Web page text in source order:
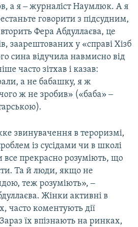
а я ‒ журналіст Наумлюк. А я
говорити з підсудним,
Фера Абдуллаєва, це
заарештованих у «справі Хізб
сина відучила навмисно від
часто зітхав і казав:
а не бабашку, я ж
ж не зробив» («баба» ‒
звинувачення в тероризмі,
із сусідами чи в школі
все прекрасно розуміють, що
Та й люди, якщо не
теж розуміють», ‒
Жінки активні в
часто коментують дії
їх впізнають на ринках,